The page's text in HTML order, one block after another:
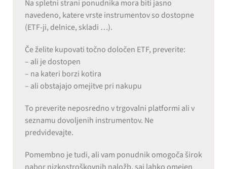
Na spletni strani ponudnika mora biti jasno
navedeno, katere vrste instrumentov so dostopne
(ETF-ji, delnice, skladi …).
Če želite kupovati točno določen ETF, preverite:
– ali je dostopen
– na kateri borzi kotira
– ali obstajajo omejitve pri nakupu
To preverite neposredno v trgovalni platformi ali v
seznamu dovoljenih instrumentov. Ne
predvidevajte.
Pomembno je tudi, ali vam ponudnik omogoča širok